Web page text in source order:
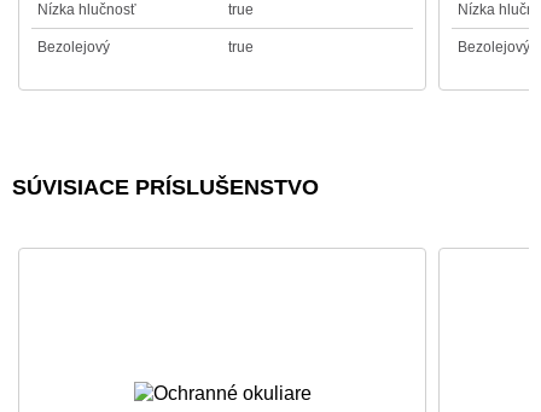
Nízka hlučnosť true
Bezolejový true
Nízka
Bezolejový
SÚVISIACE PRÍSLUŠENSTVO